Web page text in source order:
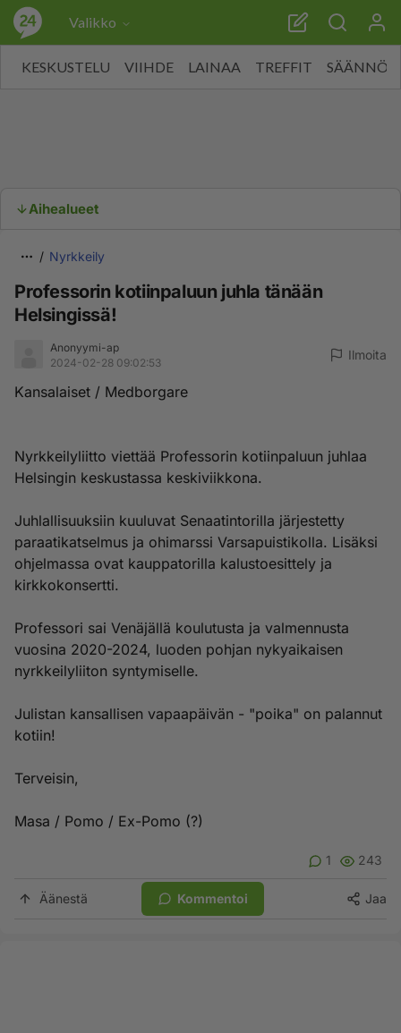
Valikko
KESKUSTELU VIIHDE LAINAA TREFFIT SÄÄNNÖT
Aihealueet
Nyrkkeily
Professorin kotiinpaluun juhla tänään
Helsingissä!
Anonyymi-ap
2024-02-28 09:02:53
Ilmoita
Kansalaiset / Medborgare
Nyrkkeilyliitto viettää Professorin kotiinpaluun juhlaa
Helsingin keskustassa keskiviikkona.
Juhlallisuuksiin kuuluvat Senaatintorilla järjestetty
paraatikatselmus ja ohimarssi Varsapuistikolla. Lisäksi
ohjelmassa ovat kauppatorilla kalustoesittely ja
kirkkokonsertti.
Professori sai Venäjällä koulutusta ja valmennusta
vuosina 2020-2024, luoden pohjan nykyaikaisen
nyrkkeilyliiton syntymiselle.
Julistan kansallisen vapaapäivän - "poika" on palannut
kotiin!
Terveisin,
Masa / Pomo / Ex-Pomo (?)
1 243
Äänestä Kommentoi Jaa